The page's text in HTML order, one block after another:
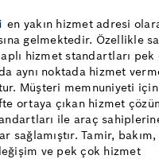
en yakın hizmet adresi
gelmektedir. Özellikle
hizmet standartları pek
aynı noktada hizmet
Müşteri memnuniyeti için
ortaya çıkan hizmet
ile araç
sağlamıştır. Tamir, bakım,
ve pek çok hizmet